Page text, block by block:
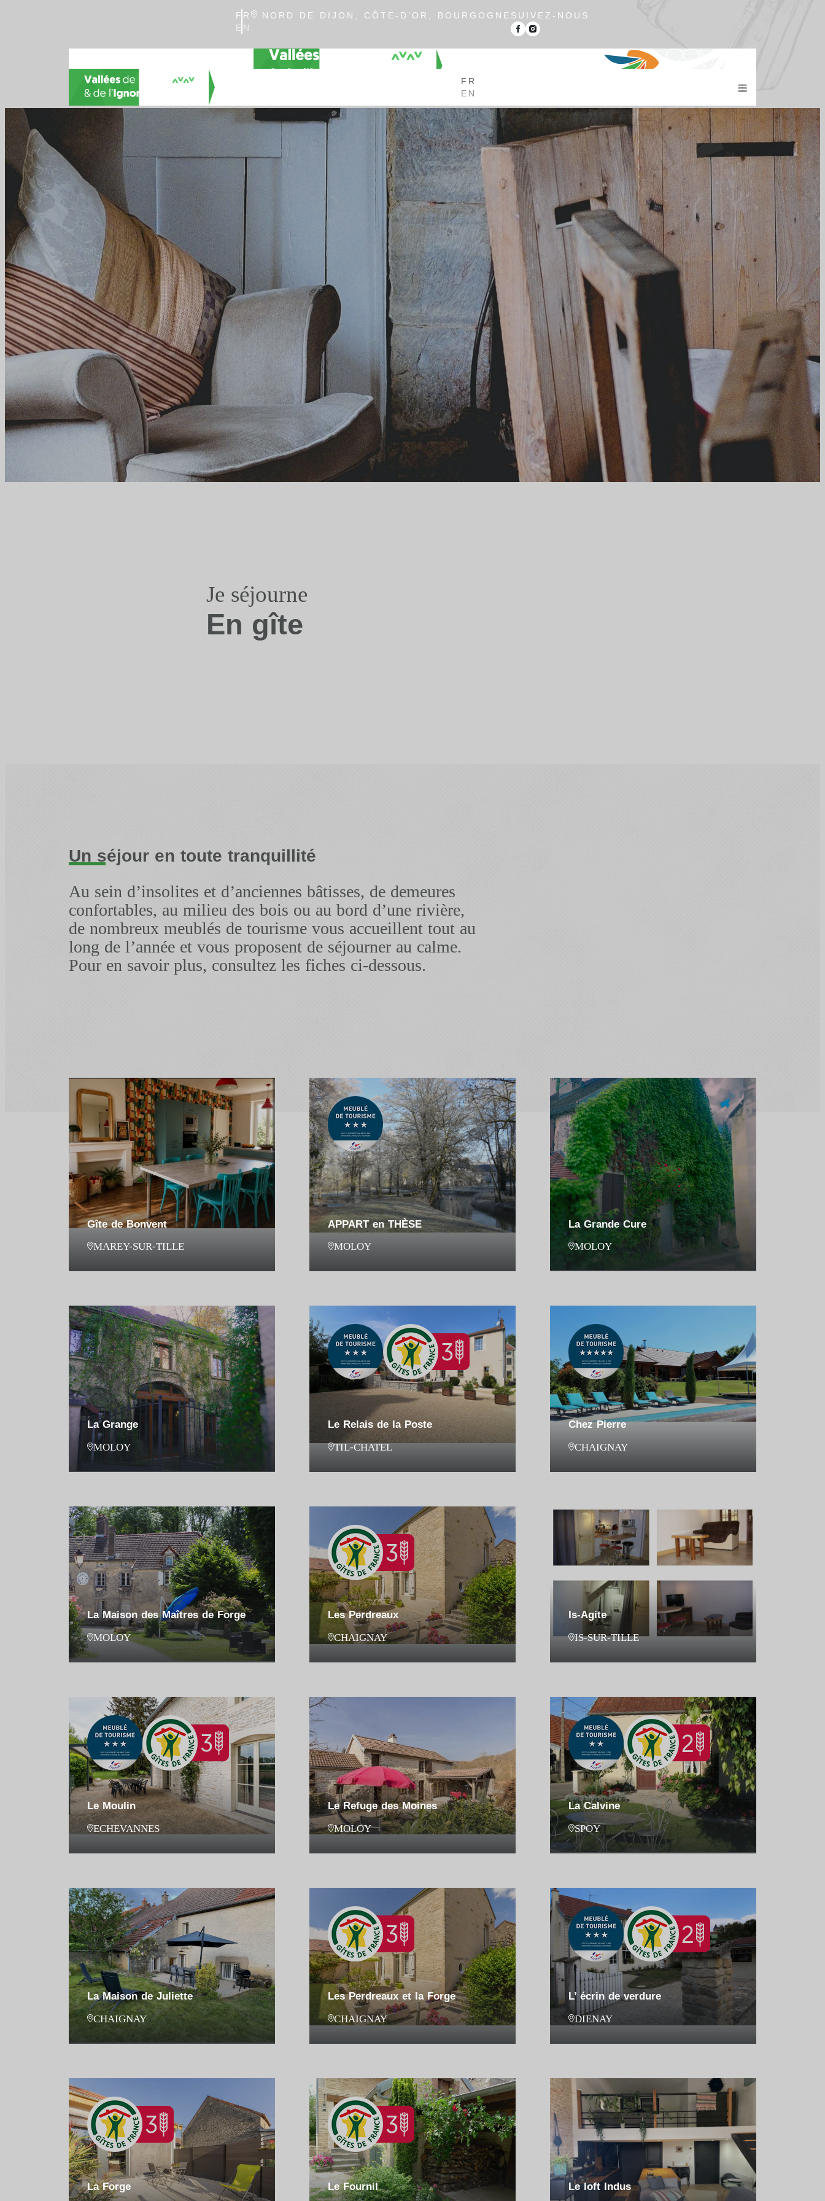
FR
EN
NORD DE DIJON, CÔTE-D’OR, BOURGOGNE SUIVEZ-NOUS
FR
EN
Je séjourne
En gîte
Un séjour en toute tranquillité
Au sein d’insolites et d’anciennes bâtisses, de demeures
confortables, au milieu des bois ou au bord d’une rivière,
de nombreux meublés de tourisme vous accueillent tout au
long de l’année et vous proposent de séjourner au calme.
Pour en savoir plus, consultez les fiches ci-dessous.
Gîte de Bonvent
MAREY-SUR-TILLE
APPART en THÈSE
MOLOY
La Grande Cure
MOLOY
La Grange
MOLOY
Le Relais de la Poste
TIL-CHATEL
Chez Pierre
CHAIGNAY
La Maison des Maîtres de Forge
MOLOY
Les Perdreaux
CHAIGNAY
Is-Agite
IS-SUR-TILLE
Le Moulin
ECHEVANNES
Le Refuge des Moines
MOLOY
La Calvine
SPOY
La Maison de Juliette
CHAIGNAY
Les Perdreaux et la Forge
CHAIGNAY
L’ écrin de verdure
DIENAY
La Forge Le Fournil Le loft Indus